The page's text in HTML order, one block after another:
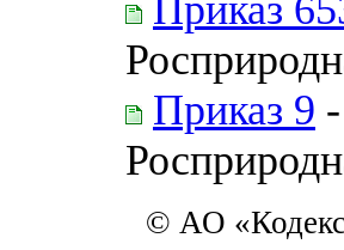
Приказ 9
© АО